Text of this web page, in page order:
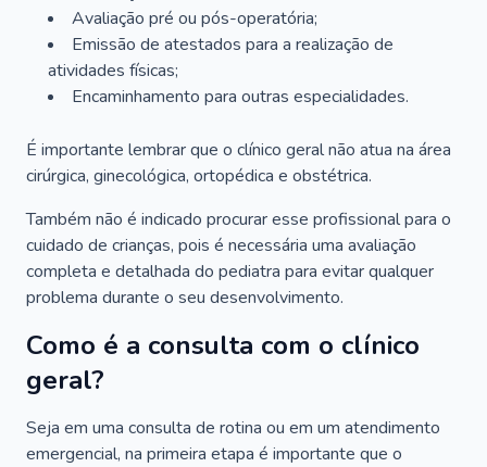
Avaliação pré ou pós-operatória;
Emissão de atestados para a realização de
atividades físicas;
Encaminhamento para outras especialidades.
É importante lembrar que o clínico geral não atua na área
cirúrgica, ginecológica, ortopédica e obstétrica.
Também não é indicado procurar esse profissional para o
cuidado de crianças, pois é necessária uma avaliação
completa e detalhada do pediatra para evitar qualquer
problema durante o seu desenvolvimento.
Como é a consulta com o clínico
geral?
Seja em uma consulta de rotina ou em um atendimento
emergencial, na primeira etapa é importante que o